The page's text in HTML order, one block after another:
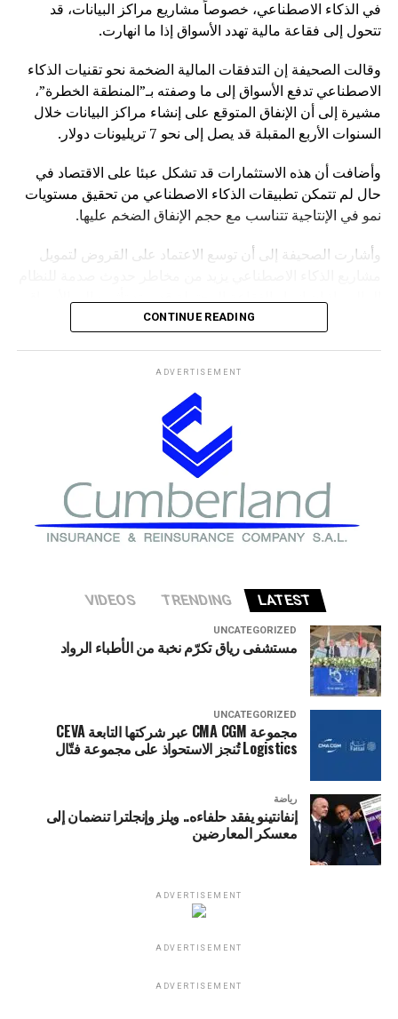
في الذكاء الاصطناعي، خصوصاً مشاريع مراكز البيانات، قد
تتحول إلى فقاعة مالية تهدد الأسواق إذا ما انهارت.
وقالت الصحيفة إن التدفقات المالية الضخمة نحو تقنيات الذكاء
الاصطناعي تدفع الأسواق إلى ما وصفته بـ”المنطقة الخطرة”،
مشيرة إلى أن الإنفاق المتوقع على إنشاء مراكز البيانات خلال
السنوات الأربع المقبلة قد يصل إلى نحو 7 تريليونات دولار.
وأضافت أن هذه الاستثمارات قد تشكل عبئا على الاقتصاد في
حال لم تتمكن تطبيقات الذكاء الاصطناعي من تحقيق مستويات
نمو في الإنتاجية تتناسب مع حجم الإنفاق الضخم عليها.
وأشارت الصحيفة إلى أن توسع الاعتماد على القروض لتمويل
وكانت صحيفة “NOTUS” قد نقلت في وقت سابق أن محللين
في وزارة الخزانة الأميركية حذروا من ارتفاع المخاطر التي قد
تواجه الاقتصاد الأميركي إذا شهد قطاع الذكاء الاصطناعي
تصحيحا حادا أو انهيارا في التقييمات الاستثمارية.
CONTINUE READING
ADVERTISEMENT
LATEST
TRENDING
VIDEOS
UNCATEGORIZED
مستشفى رياق تكرّم نخبة من الأطباء الرواد
UNCATEGORIZED
مجموعة CMA CGM عبر شركتها التابعة CEVA
Logistics تُنجز الاستحواذ على مجموعة فتّال
رياضة
إنفانتينو يفقد حلفاءه.. ويلز وإنجلترا تنضمان إلى
معسكر المعارضين
ADVERTISEMENT
ADVERTISEMENT
ADVERTISEMENT